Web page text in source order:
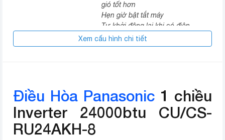
gió tốt hơn
Hẹn giờ bật tắt máy
Tự khởi động lại khi có điện
Chức năng tự chẩn đoán lỗi
Chế độ làm lạnh
nhanh
PowerFul
Chế độ gió
Xem cấu hình chi tiết
Điều Hòa Panasonic 1 chiều
Inverter 24000btu CU/CS-
RU24AKH-8